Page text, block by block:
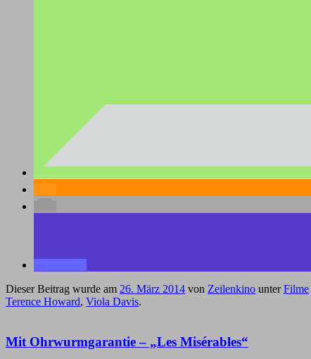
Dieser Beitrag wurde am 26. März 2014 von Zeilenkino unterFilme
Terence Howard, Viola Davis.
Mit Ohrwurmgarantie – „Les Misérables“